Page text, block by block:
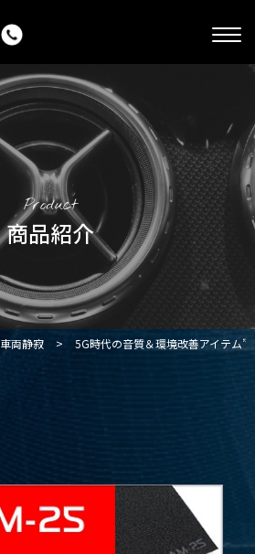
Product
商品紹介
車両静寂 > 5G時代の音質＆環境改善アイテム